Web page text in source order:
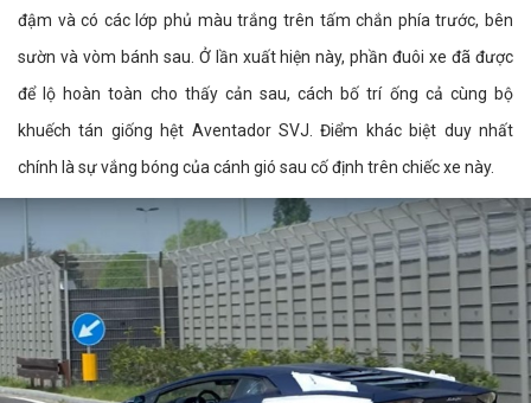
đậm và có các lớp phủ màu trắng trên tấm chắn phía trước, bên
sườn và vòm bánh sau. Ở lần xuất hiện này, phần đuôi xe đã được
để lộ hoàn toàn cho thấy cản sau, cách bố trí ống cả cùng bộ
khuếch tán giống hệt Aventador SVJ. Điểm khác biệt duy nhất
chính là sự vắng bóng của cánh gió sau cố định trên chiếc xe này.